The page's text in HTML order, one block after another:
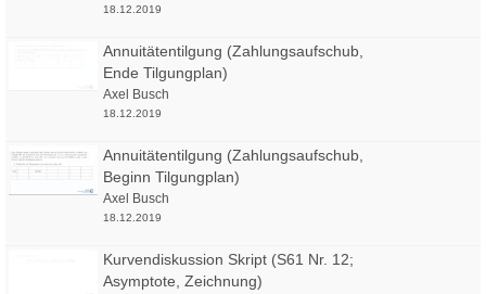
18.12.2019
Annuitätentilgung (Zahlungsaufschub,
Ende Tilgungplan)
Axel Busch
18.12.2019
Annuitätentilgung (Zahlungsaufschub,
Beginn Tilgungplan)
Axel Busch
18.12.2019
Kurvendiskussion Skript (S61 Nr. 12;
Asymptote, Zeichnung)